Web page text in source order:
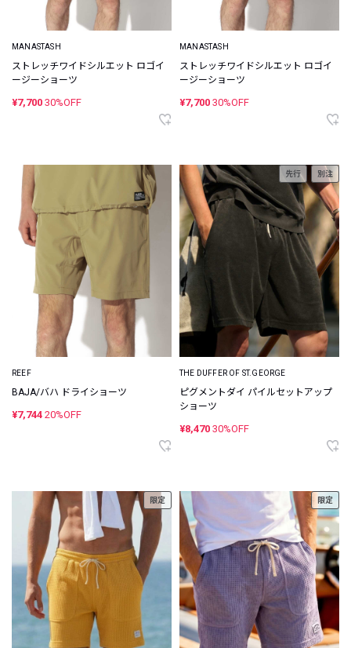
MANASTASH
ストレッチワイドシルエット ロゴイ
ージーショーツ
¥7,700 30%OFF
MANASTASH
ストレッチワイドシルエット ロゴイ
ージーショーツ
¥7,700 30%OFF
REEF
BAJA/バハ ドライショーツ
¥7,744 20%OFF
先行 別注
THE DUFFER OF ST.GEORGE
ピグメントダイ パイルセットアップ
ショーツ
¥8,470 30%OFF
限定 限定